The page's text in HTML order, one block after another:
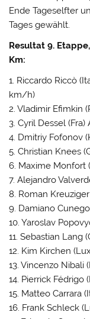
Ende Tageselfter
Tages gewählt.
Resultat 9.
Km:
1. Riccardo Riccò
km/h)
2. Vladimir Efimkin
3. Cyril Dessel (Fra)
4. Dmitriy Fofonov
5. Christian Knees
6. Maxime Monfort
7. Alejandro
8. Roman
9. Damiano
10. Yaroslav
11. Sebastian Lang
12. Kim Kirchen
13. Vincenzo Nibali
14. Pierrick Fédrigo
15. Matteo Carrara
16. Frank Schleck